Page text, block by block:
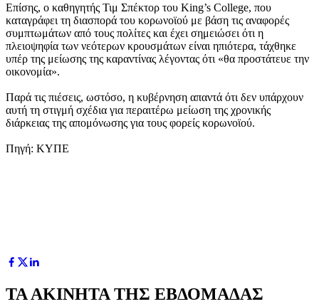
Επίσης, ο καθηγητής Τιμ Σπέκτορ του King’s College, που
καταγράφει τη διασπορά του κορωνοϊού με βάση τις αναφορές
συμπτωμάτων από τους πολίτες και έχει σημειώσει ότι η
πλειοψηφία των νεότερων κρουσμάτων είναι ηπιότερα, τάχθηκε
υπέρ της μείωσης της καραντίνας λέγοντας ότι «θα προστάτευε την
οικονομία».
Παρά τις πιέσεις, ωστόσο, η κυβέρνηση απαντά ότι δεν υπάρχουν
αυτή τη στιγμή σχέδια για περαιτέρω μείωση της χρονικής
διάρκειας της απομόνωσης για τους φορείς κορωνοϊού.
Πηγή: ΚΥΠΕ
ΤΑ ΑΚΙΝΗΤΑ ΤΗΣ ΕΒΔΟΜΑΔΑΣ